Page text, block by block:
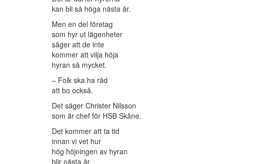
kan bli så höga nästa år.
Men en del företag
som hyr ut lägenheter
säger att de inte
kommer att vilja höja
hyran så mycket.
– Folk ska ha råd
att bo också.
Det säger Christer Nilsson
som är chef för HSB Skåne.
Det kommer att ta tid
innan vi vet hur
hög höjningen av hyran
blir nästa år.